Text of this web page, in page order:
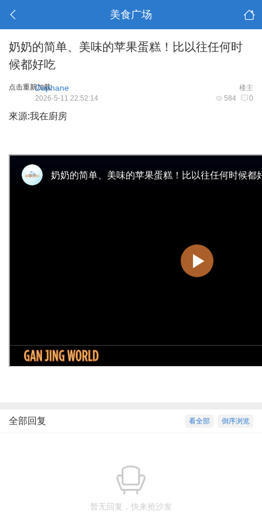
美食广场
奶奶的简单、美味的苹果蛋糕！比以往任何时
候都好吃
点击重新加载 楼主
Daphane
584 0
2026-5-11 22:52:14
來源:我在廚房
倒序浏览
看全部
全部回复
暂无回复，快来抢沙发